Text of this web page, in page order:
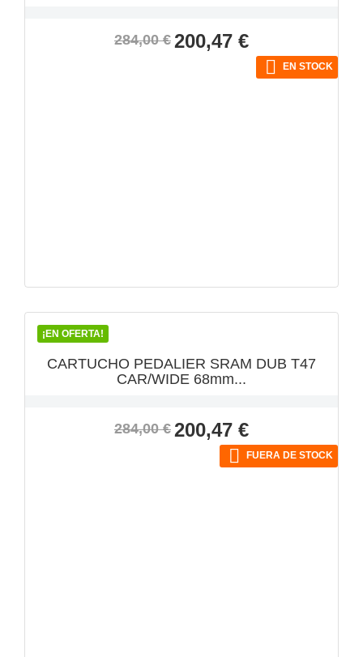
Precio
284,00 € Precio
200,47 €
 EN STOCK
¡EN OFERTA!
VISTA RÁPIDA
CARTUCHO PEDALIER SRAM DUB T47
CAR/WIDE 68mm...
Precio
284,00 € Precio
200,47 €
 FUERA DE STOCK